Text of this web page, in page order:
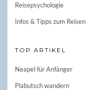
Reisepsychologie
Infos & Tipps zum Reisen
TOP ARTIKEL
Neapel für Anfänger
Plabutsch wandern